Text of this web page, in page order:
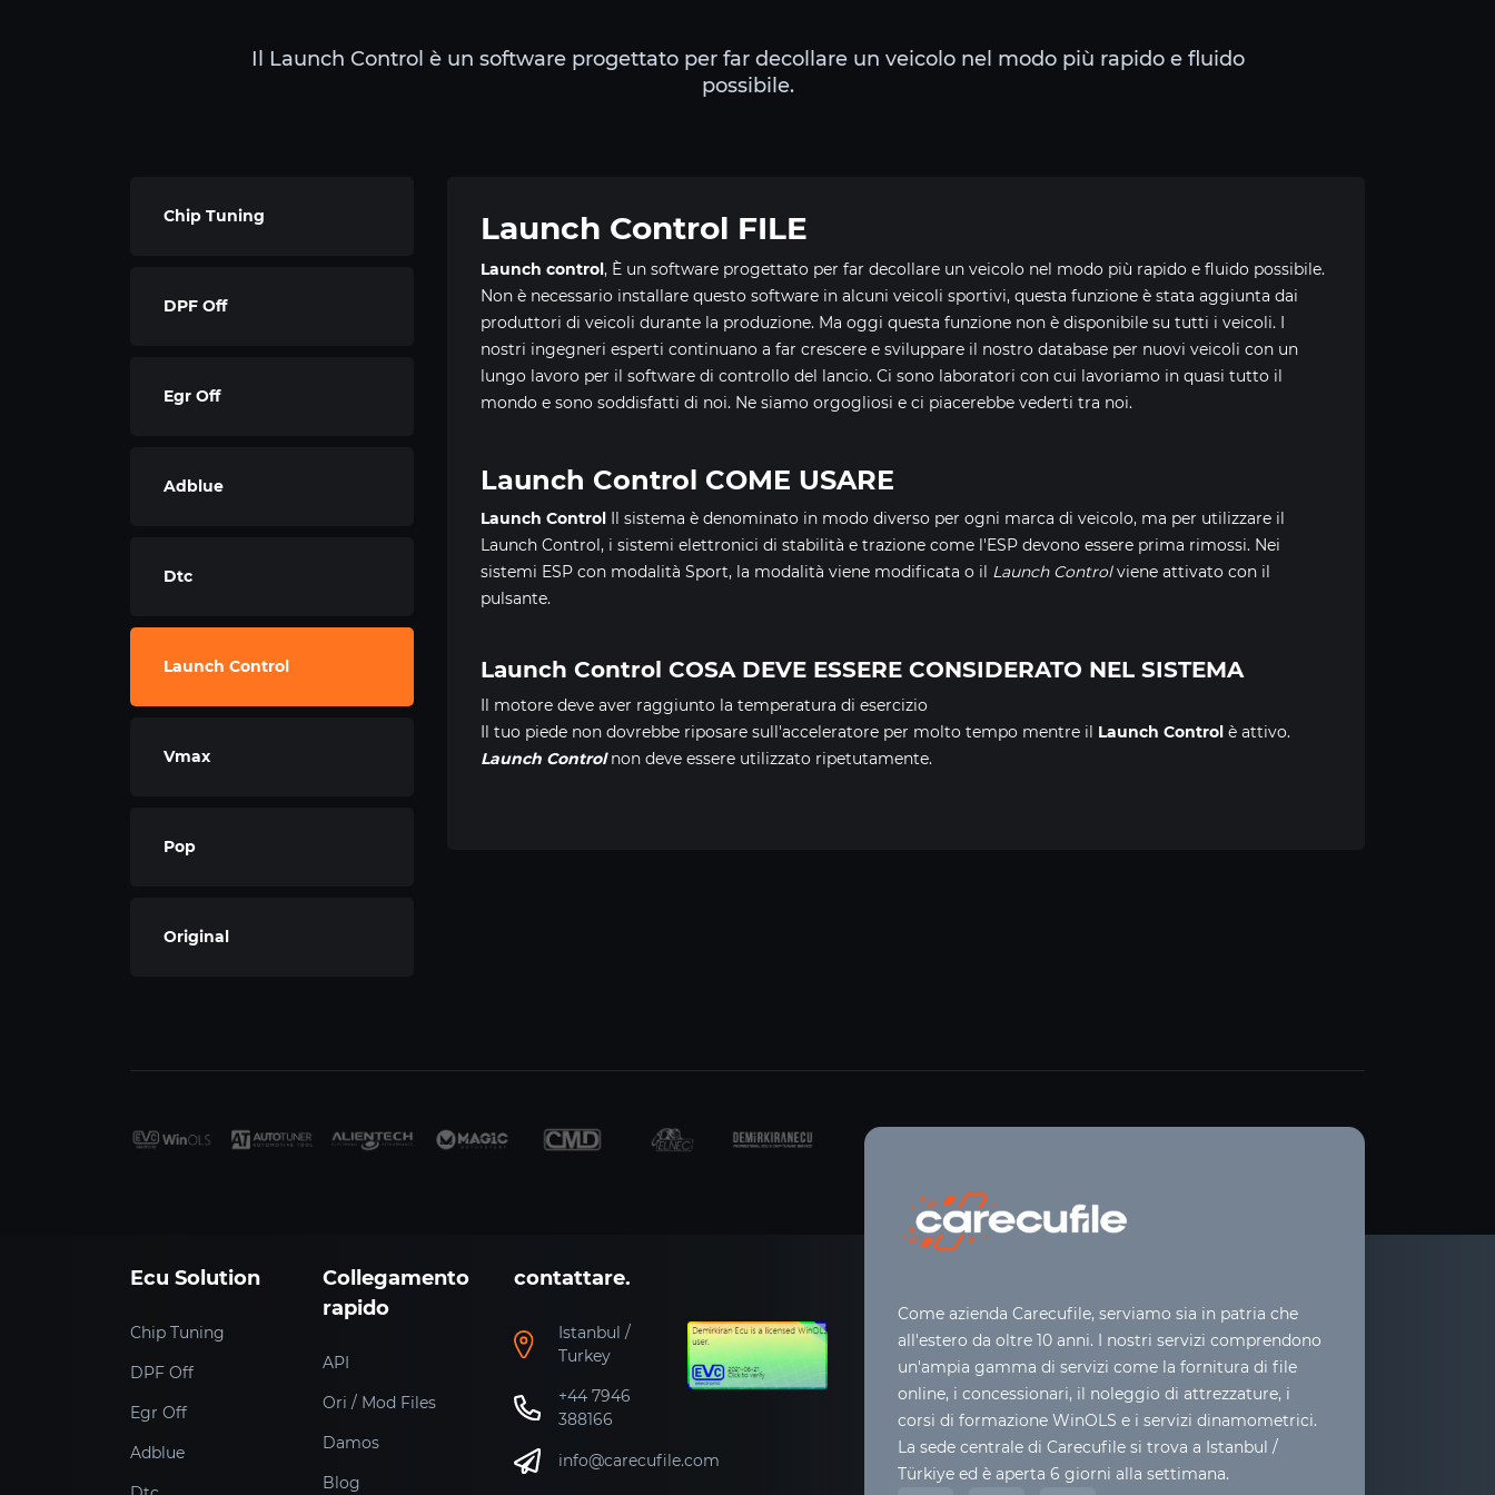
Il Launch Control è un software progettato per far decollare un veicolo nel modo più rapido e fluido
possibile.
Chip Tuning
DPF Off
Egr Off
Adblue
Dtc
Launch Control
Vmax
Pop
Original
Launch Control FILE
Launch control, È un software progettato per far decollare un veicolo nel modo più rapido e fluido possibile.
Non è necessario installare questo software in alcuni veicoli sportivi, questa funzione è stata aggiunta dai
produttori di veicoli durante la produzione. Ma oggi questa funzione non è disponibile su tutti i veicoli. I
nostri ingegneri esperti continuano a far crescere e sviluppare il nostro database per nuovi veicoli con un
lungo lavoro per il software di controllo del lancio. Ci sono laboratori con cui lavoriamo in quasi tutto il
mondo e sono soddisfatti di noi. Ne siamo orgogliosi e ci piacerebbe vederti tra noi.
Launch Control COME USARE
Launch Control Il sistema è denominato in modo diverso per ogni marca di veicolo, ma per utilizzare il
Launch Control, i sistemi elettronici di stabilità e trazione come l'ESP devono essere prima rimossi. Nei
sistemi ESP con modalità Sport, la modalità viene modificata o il Launch Controlviene attivato con il
pulsante.
Launch Control COSA DEVE ESSERE CONSIDERATO NEL SISTEMA
Il motore deve aver raggiunto la temperatura di esercizio
Il tuo piede non dovrebbe riposare sull'acceleratore per molto tempo mentre il Launch Control è attivo.
Launch Controlnon deve essere utilizzato ripetutamente.
Ecu Solution
Chip Tuning
DPF Off
Egr Off
Adblue
Collegamento
rapido
API
Ori / Mod Files
Damos
Blog
contattare.
Istanbul /
Turkey
+44 7946
388166
info@carecufile.com
Come azienda Carecufile, serviamo sia in patria che
all'estero da oltre 10 anni. I nostri servizi comprendono
un'ampia gamma di servizi come la fornitura di file
online, i concessionari, il noleggio di attrezzature, i
corsi di formazione WinOLS e i servizi dinamometrici.
La sede centrale di Carecufile si trova a Istanbul /
Türkiye ed è aperta 6 giorni alla settimana.